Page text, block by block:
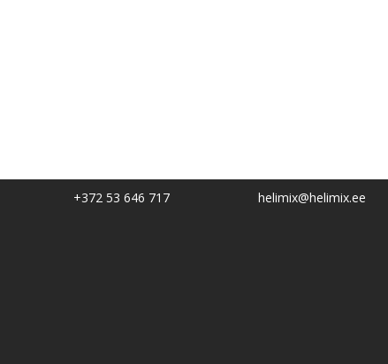
+372 53 646 717 helimix@helimix.ee